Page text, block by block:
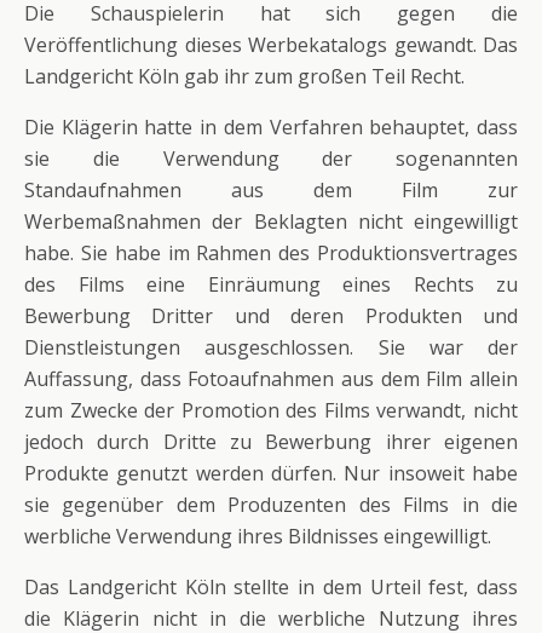
Die Schauspielerin hat sich gegen die
Veröffentlichung dieses Werbekatalogs gewandt. Das
Landgericht Köln gab ihr zum großen Teil Recht.
Die Klägerin hatte in dem Verfahren behauptet, dass
sie die Verwendung der sogenannten
Standaufnahmen aus dem Film zur
Werbemaßnahmen der Beklagten nicht eingewilligt
habe. Sie habe im Rahmen des Produktionsvertrages
des Films eine Einräumung eines Rechts zu
Bewerbung Dritter und deren Produkten und
Dienstleistungen ausgeschlossen. Sie war der
Auffassung, dass Fotoaufnahmen aus dem Film allein
zum Zwecke der Promotion des Films verwandt, nicht
jedoch durch Dritte zu Bewerbung ihrer eigenen
Produkte genutzt werden dürfen. Nur insoweit habe
sie gegenüber dem Produzenten des Films in die
werbliche Verwendung ihres Bildnisses eingewilligt.
Das Landgericht Köln stellte in dem Urteil fest, dass
die Klägerin nicht in die werbliche Nutzung ihres